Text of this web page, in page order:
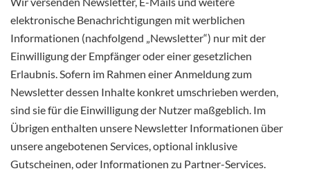
elektronische Benachrichtigungen mit werblichen
Informationen (nachfolgend „Newsletter“) nur mit der
Einwilligung der Empfänger oder einer gesetzlichen
Erlaubnis. Sofern im Rahmen einer Anmeldung zum
Newsletter dessen Inhalte konkret umschrieben werden,
sind sie für die Einwilligung der Nutzer maßgeblich. Im
Übrigen enthalten unsere Newsletter Informationen über
unsere angebotenen Services, optional inklusive
Gutscheinen, oder Informationen zu Partner-Services.